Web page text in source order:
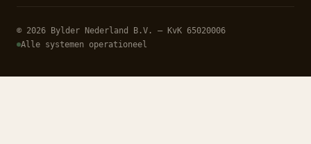
© 2026 Bylder Nederland B.V. — KvK 65020006
Alle systemen operationeel